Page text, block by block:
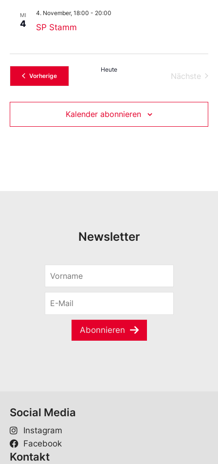
MI
4
4. November, 18:00 - 20:00
SP Stamm
VorherigeVeranstaltungen
Heute
Nächste
Kalender abonnieren
Newsletter
r
m
M
Abonnieren
Social Media
Instagram
Facebook
Kontakt